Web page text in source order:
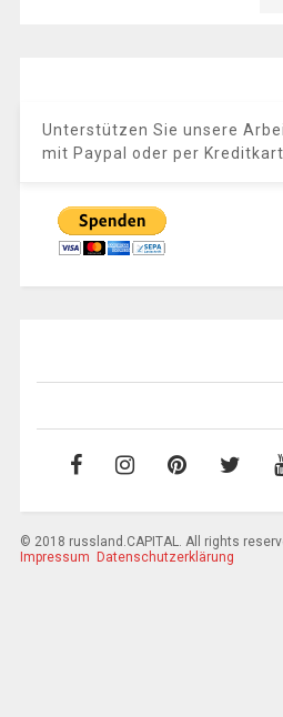
Unterstützen Sie unsere
mit Paypal oder per
© 2018 russland.CAPITAL. All rights
Impressum
Datenschutzerklärung